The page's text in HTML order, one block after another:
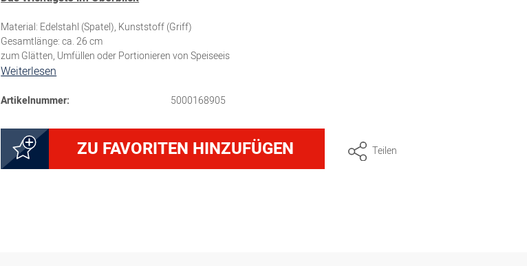
Material: Edelstahl (Spatel), Kunststoff (Griff)
Gesamtlänge: ca. 26 cm
zum Glätten, Umfüllen oder Portionieren von Speiseeis
Weiterlesen
Artikelnummer: 5000168905
ZU FAVORITEN HINZUFÜGEN Teilen